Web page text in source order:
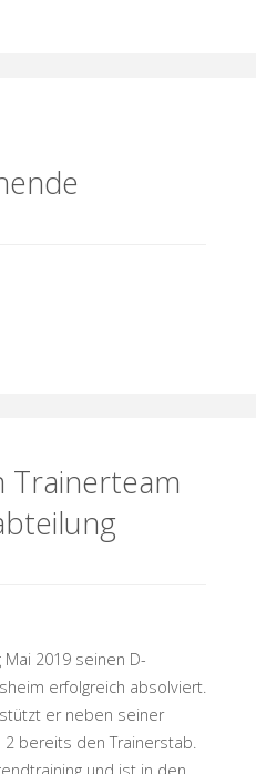
Trainerteam
Mai 2019 seinen D-
erfolgreich absolviert.
er neben seiner
bereits den Trainerstab.